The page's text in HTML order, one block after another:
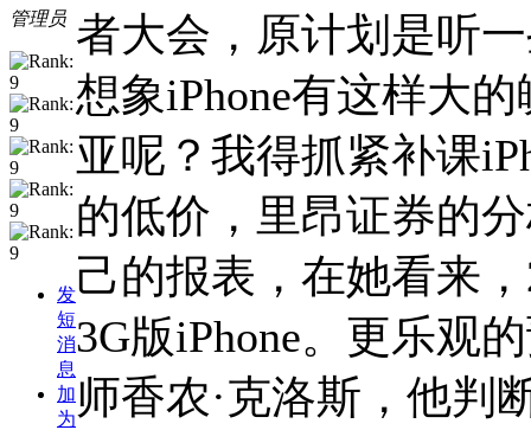
管理员
发
短
消
息
加
为
者大会，原计划是听
想象iPhone有这样大
亚呢？我得抓紧补课
的低价，里昂证券的
己的报表，在她看来
3G版iPhone。更乐观
师香农·克洛斯，他判